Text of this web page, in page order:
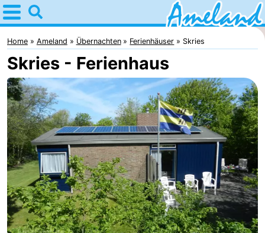
Home
Ameland
Tipps
Für
kindern
Dorfer
Natur
Übernachten
Appartements
-
Home Ameland Übernachten Ferienhäuser Skries
Skries - Ferienhaus